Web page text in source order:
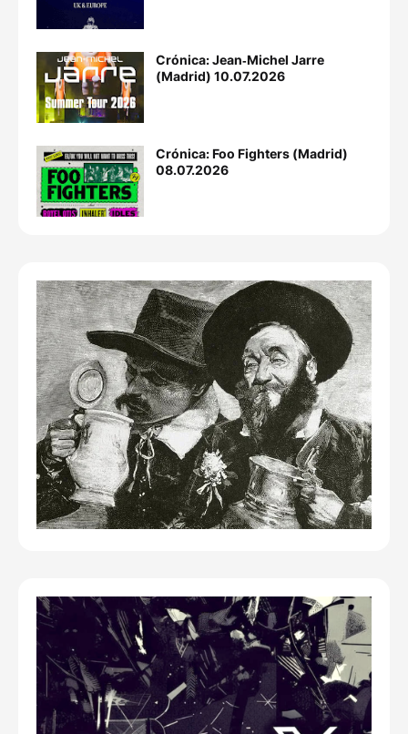
Crónica: Jean‐Michel Jarre
(Madrid) 10.07.2026
Crónica: Foo Fighters (Madrid)
08.07.2026